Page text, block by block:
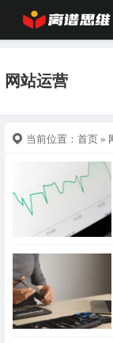
网站运营
当前位置： 首页 »